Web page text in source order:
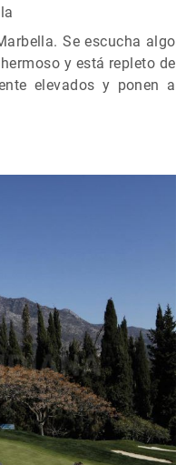
Se escucha algo
y está repleto de
elevados y ponen a